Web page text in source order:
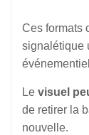
Ces formats
signalétique
Le visuel
de retirer la
nouvelle.